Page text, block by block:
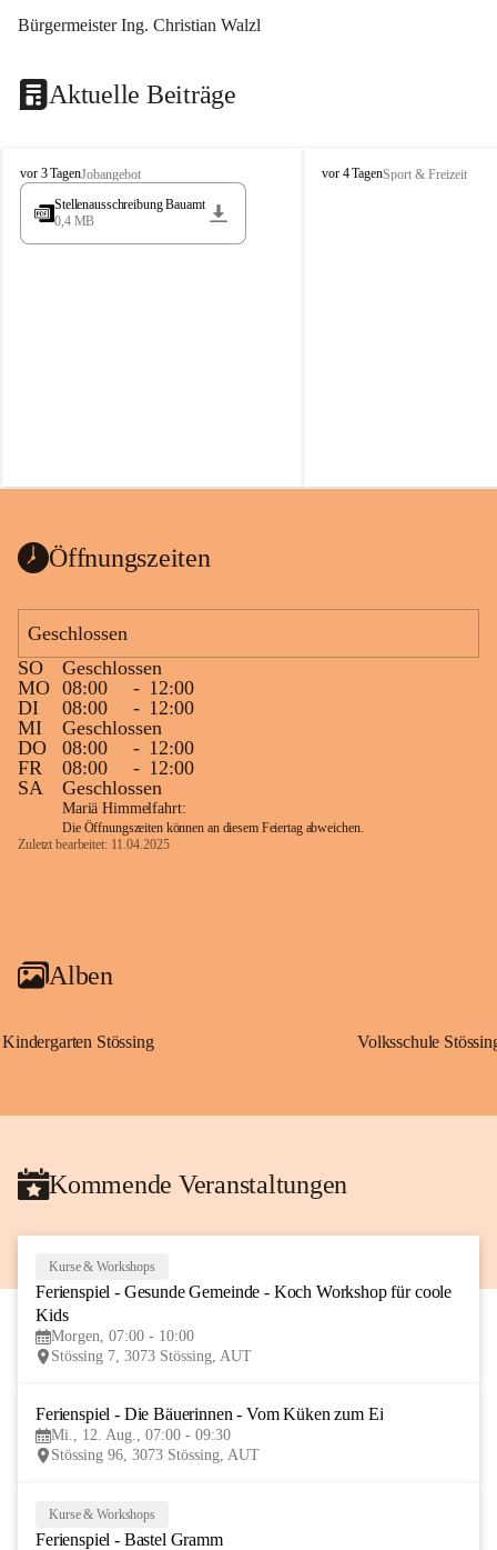
Bürgermeister Ing. Christian Walzl
Aktuelle Beiträge
S
t
s
vor 3 TagenJobangebot
Stellenausschreibung Bauamt
0,4 MB
S
vor 4 TagenSport & Freizeit
Öffnungszeiten
Geschlossen
SO
Geschlossen
MO 08:00 - 12:00
DI
08:00 - 12:00
MI
Geschlossen
DO
08:00 - 12:00
FR
08:00 - 12:00
SA
Geschlossen
Mariä Himmelfahrt:
Die Öffnungszeiten können an diesem Feiertag abweichen.
Zuletzt bearbeitet: 11.04.2025
Alben
Kindergarten Stössing Volksschule
Kommende Veranstaltungen
AUG
Kurse & Workshops
Ferienspiel - Gesunde Gemeinde - Koch Workshop für coole
Kids
Morgen, 07:00 - 10:00
Stössing 7, 3073 Stössing, AUT
Ferienspiel - Die Bäuerinnen - Vom Küken zum Ei
Mi., 12. Aug., 07:00 - 09:30
Stössing 96, 3073 Stössing, AUT
Kurse & Workshops
Ferienspiel - Bastel Gramm